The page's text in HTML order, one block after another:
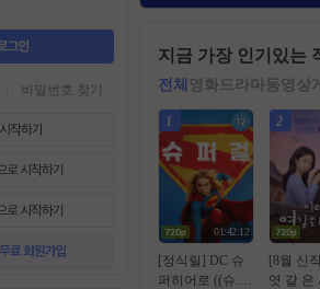
#소지섭
#전지현
#넷플릭스
비밀번호 찾기
지금 가장 인기있는
전체 영화드라마동영상
1
01:42:12
[정식릴] DC 슈
퍼히어로 ((슈.
2
[8월 신
엿 같 은